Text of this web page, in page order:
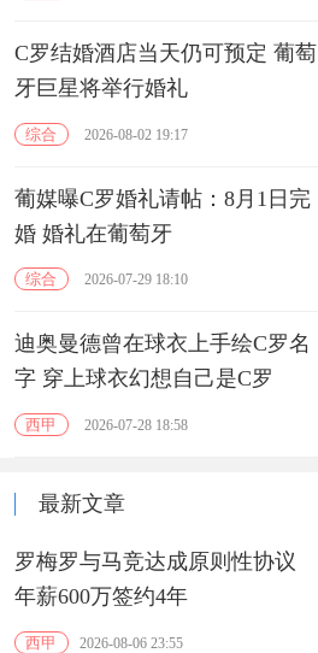
C罗结婚酒店当天仍可预定 葡萄
牙巨星将举行婚礼
综合 2026-08-02 19:17
葡媒曝C罗婚礼请帖：8月1日完
婚 婚礼在葡萄牙
综合 2026-07-29 18:10
迪奥曼德曾在球衣上手绘C罗名
字 穿上球衣幻想自己是C罗
西甲 2026-07-28 18:58
最新文章
罗梅罗与马竞达成原则性协议
年薪600万签约4年
西甲 2026-08-06 23:55